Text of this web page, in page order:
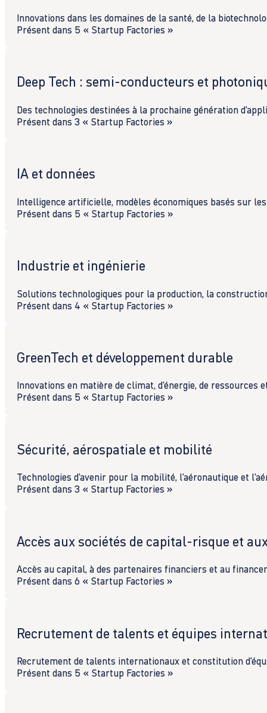
Innovations dans les domaines de la santé, de la
Présent dans 5 « Startup Factories »
Deep Tech : semi-conducteurs et
Des technologies destinées à la prochaine génération
Présent dans 3 « Startup Factories »
IA et données
Intelligence artificielle, modèles économiques basés sur
Présent dans 5 « Startup Factories »
Industrie et ingénierie
Solutions technologiques pour la production, la
Présent dans 4 « Startup Factories »
GreenTech et développement durable
Innovations en matière de climat, d'énergie, de ressources
Présent dans 5 « Startup Factories »
Sécurité, aérospatiale et mobilité
Technologies d'avenir pour la mobilité, l'aéronautique et
Présent dans 3 « Startup Factories »
Accès aux sociétés de capital-risque et
Accès au capital, à des partenaires financiers et au
Présent dans 6 « Startup Factories »
Recrutement de talents et équipes
Recrutement de talents internationaux et constitution
Présent dans 5 « Startup Factories »